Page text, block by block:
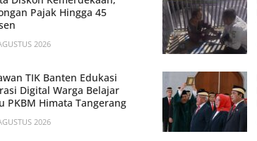
Pajak Hingga 45
2026
TIK Banten Edukasi
Digital Warga Belajar
PKBM Himata Tangerang
2026